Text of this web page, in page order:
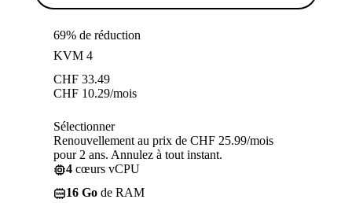
69% de réduction
KVM 4
CHF 33.49
CHF 10.29/mois
Sélectionner
Renouvellement au prix de CHF 25.99/mois
pour 2 ans. Annulez à tout instant.
4 cœurs vCPU
16 Go de RAM